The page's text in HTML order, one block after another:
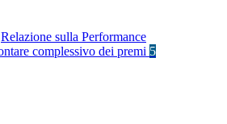
Relazione sulla Performance
complessivo dei premi 5